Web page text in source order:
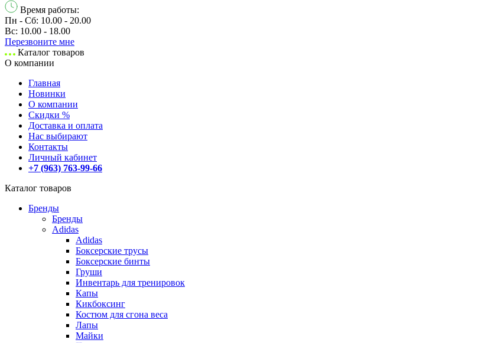
Время работы:
Пн - Сб: 10.00 - 20.00
Вс: 10.00 - 18.00
Перезвонитe мне
Каталог товаров
О компании
Главная
Новинки
О компании
Скидки %
Доставка и оплата
Нас выбирают
Контакты
Личный кабинет
+7 (963) 763-99-66
Каталог товаров
Бренды
Бренды
Adidas
Adidas
Боксерские трусы
Боксерские бинты
Груши
Инвентарь для тренировок
Капы
Кикбоксинг
Костюм для сгона веса
Лапы
Майки